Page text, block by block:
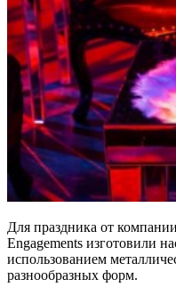
Для праздника от
Engagements изготовили
использованием
разнообразных форм.